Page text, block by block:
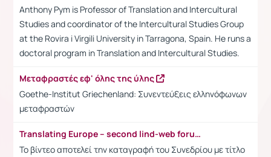
Anthony Pym is Professor of Translation and Intercultural
Studies and coordinator of the Intercultural Studies Group
at the Rovira i Virgili University in Tarragona, Spain. He runs a
doctoral program in Translation and Intercultural Studies.
Μεταφραστές εφ' όλης της ύλης
Goethe-Institut Griechenland: Συνεντεύξεις ελληνόφωνων
μεταφραστών
Translating Europe – second lind-web forum: joining forces for a stronger language industry
Το βίντεο αποτελεί την καταγραφή του Συνεδρίου με τίτλο